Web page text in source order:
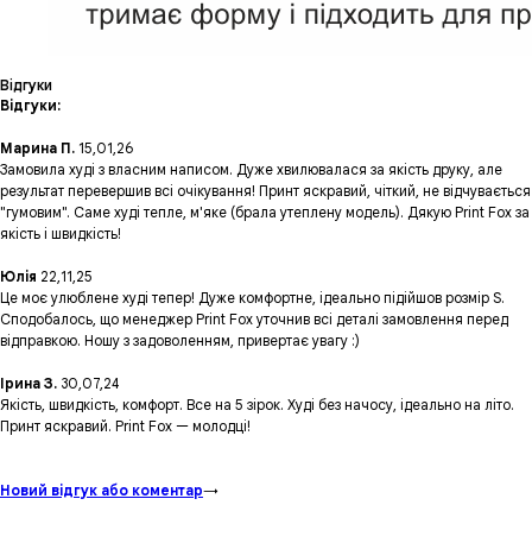
Відгуки
Відгуки:
Марина П. 15,01,26
Замовила худі з власним написом. Дуже хвилювалася за якість друку, але
результат перевершив всі очікування! Принт яскравий, чіткий, не відчувається
"гумовим". Саме худі тепле, м'яке (брала утеплену модель). Дякую Print Fox за
якість і швидкість!
Юлія 22,11,25
Це моє улюблене худі тепер! Дуже комфортне, ідеально підійшов розмір S.
Сподобалось, що менеджер Print Fox уточнив всі деталі замовлення перед
відправкою. Ношу з задоволенням, привертає увагу :)
Ірина З. 30,07,24
Якість, швидкість, комфорт. Все на 5 зірок. Худі без начосу, ідеально на літо.
Принт яскравий. Print Fox — молодці!
Новий відгук або коментар→